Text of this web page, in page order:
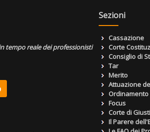
tempo reale dei professionisti
Sezioni
Cassazione
Corte
Consiglio di
Tar
Merito
Attuazione
Focus
Corte di
Il Parere